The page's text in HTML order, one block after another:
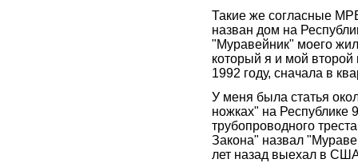
Такие же согласные
назван дом на
"Муравейник" моего
который я и мой
1992 году, сначала в
У меня была статья
ножках" на Республике
трубопроводного
Закона" назвал
лет назад выехал в